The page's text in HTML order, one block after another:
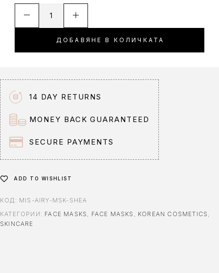
ДОБАВЯНЕ В КОЛИЧКАТА
a
t
i
v
e
:
14 DAY RETURNS
MONEY BACK GUARANTEED
SECURE PAYMENTS
ADD TO WISHLIST
КОД: MIS-AIRY-MSK-SHEA
КАТЕГОРИИ: FACE MASKS , FACE MASKS , KOREAN COSMETICS ,
SKINCARE